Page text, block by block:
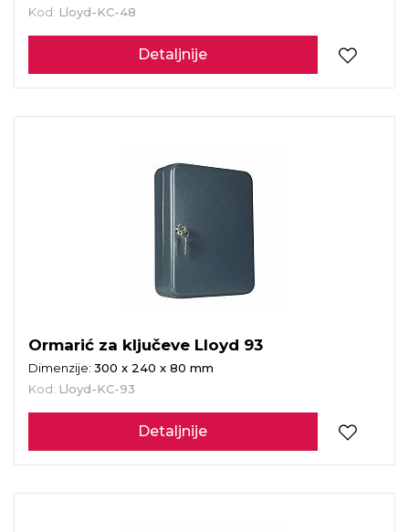
Kod: Lloyd-KC-48
Detaljnije
Ormarić za ključeve Lloyd 93
Dimenzije: 300 x 240 x 80 mm
Kod: Lloyd-KC-93
Detaljnije